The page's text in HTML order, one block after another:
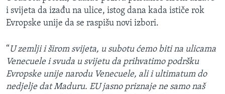
i svijeta da izađu na ulice, istog dana kada ističe rok
Evropske unije da se raspišu novi izbori.
“U zemlji i širom svijeta, u subotu ćemo biti na ulicama
Venecuele i svuda u svijetu da prihvatimo podršku
Evropske unije narodu Venecuele, ali i ultimatum do
nedjelje dat Maduru. EU jasno priznaje ne samo naš